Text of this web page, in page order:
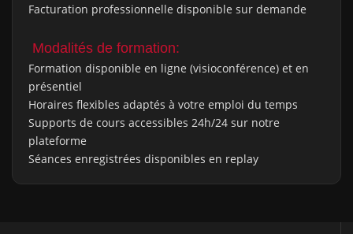
Facturation professionnelle disponible sur demande
Modalités de formation:
Formation disponible en ligne (visioconférence) et en
présentiel
Horaires flexibles adaptés à votre emploi du temps
Supports de cours accessibles 24h/24 sur notre
plateforme
Séances enregistrées disponibles en replay